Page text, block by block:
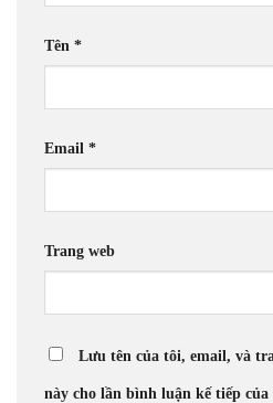
Tên *
Email *
Trang web
Lưu tên của tôi, email, và
này cho lần bình luận kế tiếp của